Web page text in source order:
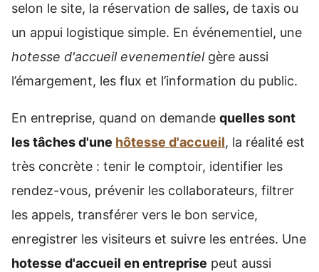
selon le site, la réservation de salles, de taxis ou
un appui logistique simple. En événementiel, une
hotesse d'accueil evenementielgère aussi
l’émargement, les flux et l’information du public.
En entreprise, quand on demande quelles sont
les tâches d'une hôtesse d'accueil, la réalité est
très concrète : tenir le comptoir, identifier les
rendez-vous, prévenir les collaborateurs, filtrer
les appels, transférer vers le bon service,
enregistrer les visiteurs et suivre les entrées. Une
hotesse d'accueil en entreprise peut aussi